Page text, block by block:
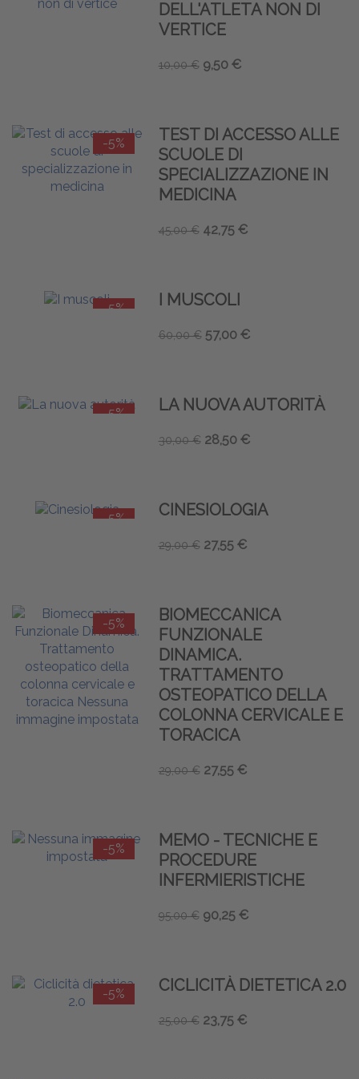
DELL'ATLETA NON DI
VERTICE
10,00 € 9,50 €
-5%
TEST DI ACCESSO ALLE
SCUOLE DI
SPECIALIZZAZIONE IN
MEDICINA
45,00 € 42,75 €
-5% I MUSCOLI
60,00 € 57,00 €
-5% LA NUOVA AUTORITÀ
30,00 € 28,50 €
-5% CINESIOLOGIA
29,00 € 27,55 €
-5%
BIOMECCANICA
FUNZIONALE
DINAMICA.
TRATTAMENTO
OSTEOPATICO DELLA
COLONNA CERVICALE E
TORACICA
29,00 € 27,55 €
-5%
MEMO - TECNICHE E
PROCEDURE
INFERMIERISTICHE
95,00 € 90,25 €
-5% CICLICITÀ DIETETICA 2.0
25,00 € 23,75 €